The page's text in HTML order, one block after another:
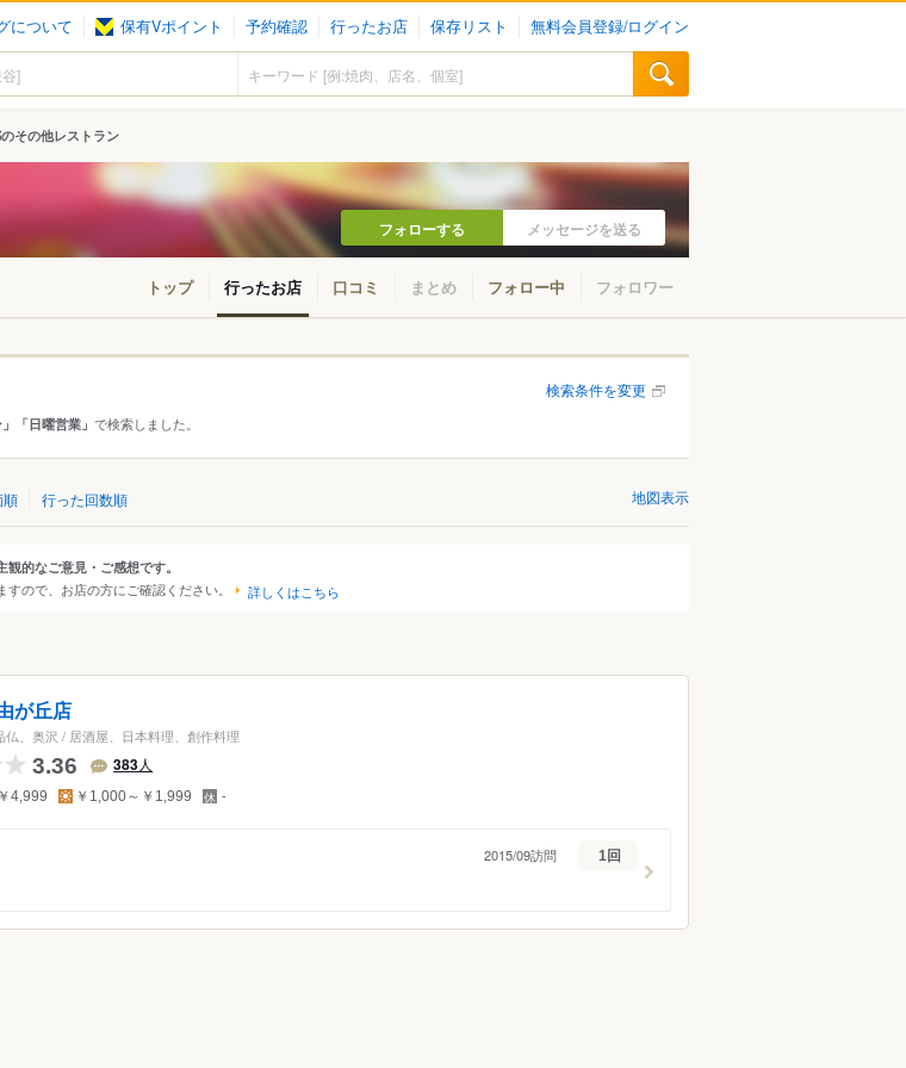
について 保有Vポイント 予約確認 行ったお店 保存リスト 無料会員登録/ログイン
その他レストラン
フォローする メッセージを送る
トップ 行ったお店 口コミ まとめ フォロー中 フォロワー
四ツ谷・市ヶ谷・飯田橋
秋葉原・神田・水道橋
上野・浅草・日暮里
大井・蒲田
目黒・白金・五反田
東急沿線
中野～西荻窪
小金井・国分寺・国立
ビュッフェ
バーベキュー
屋形船・クルージング
検索条件を変更
」「日曜営業」で検索しました。
順 行った回数順 地図表示
的なご意見・ご感想です。
ので、お店の方にご確認ください。 詳しくはこちら
が丘店
仏、奥沢 / 居酒屋、日本料理、創作料理
3.36 383人
4,999 昼 ￥1,000～￥1,999 定
休
日
-
2015/09訪問 1回